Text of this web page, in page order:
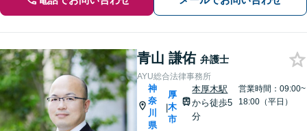
青山 謙佑 弁護士
AYU総合法律事務所
神
奈
川
県
|
厚
木
市
本厚木駅
から徒歩5
分
営業時間：09:00~
18:00（平日）